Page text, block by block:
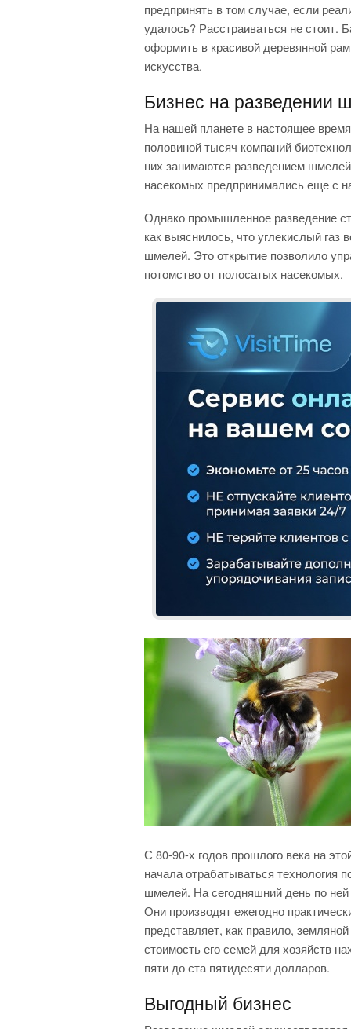
предпринять в том случае, если
удалось? Расстраиваться не стоит.
оформить в красивой деревянной
искусства.
Бизнес на разведении
На нашей планете в настоящее
половиной тысяч компаний
них занимаются разведением
насекомых предпринимались еще с
Однако промышленное разведение
как выяснилось, что углекислый газ
шмелей. Это открытие позволило
потомство от полосатых насекомых.
С 80-90-х годов прошлого века на
начала отрабатываться
шмелей. На сегодняшний день по
Они производят ежегодно
представляет, как правило,
стоимость его семей для хозяйств
пяти до ста пятидесяти долларов.
Выгодный бизнес